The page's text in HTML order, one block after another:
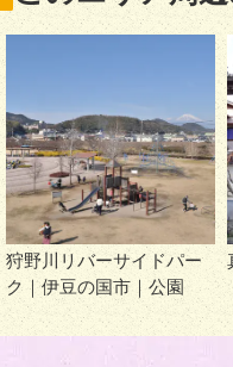
狩野川リバーサイドパー
ク｜伊豆の国市｜公園